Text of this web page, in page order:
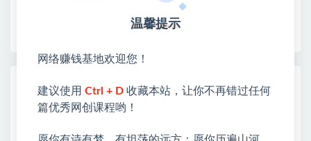
❤如果您也依存于互联网，欢迎加入本站会员，将尽
早为您提供丰盛价值。祝您前程似锦！
热门课程展示
CodeX从0到1实战课，吃透CodeX全功能，
落地
温馨提示
网络赚钱基地欢迎您！
建议使用 Ctrl + D 收藏本站，让你不再错过任何
篇优秀网创课程哟！